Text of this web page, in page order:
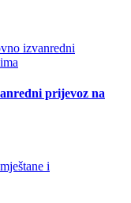
prijevoz na